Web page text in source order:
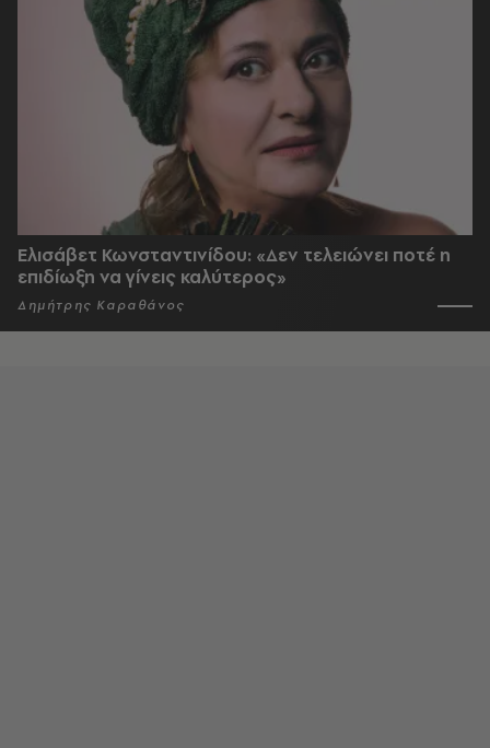
Ελισάβετ Κωνσταντινίδου: «Δεν τελειώνει ποτέ η
επιδίωξη να γίνεις καλύτερος»
Δημήτρης Καραθάνος